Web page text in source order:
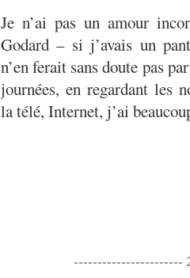
Je n’ai pas un amour
Godard – si j’avais un
n’en ferait sans doute pas
journées, en regardant les
la télé, Internet, j’ai
-----------------------